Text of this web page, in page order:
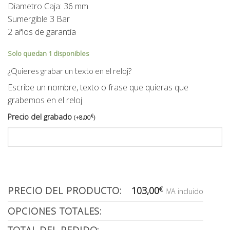
Diametro Caja: 36 mm
Sumergible 3 Bar
2 años de garantía
Solo quedan 1 disponibles
¿Quieres grabar un texto en el reloj?
Escribe un nombre, texto o frase que quieras que
grabemos en el reloj
Precio del grabado (+8,00€)
PRECIO DEL PRODUCTO: 103,00€ IVA incluido
OPCIONES TOTALES: